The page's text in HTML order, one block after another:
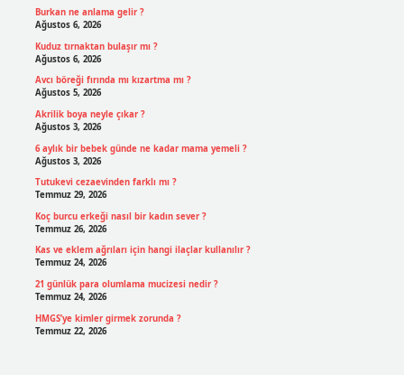
Burkan ne anlama gelir ?
Ağustos 6, 2026
Kuduz tırnaktan bulaşır mı ?
Ağustos 6, 2026
Avcı böreği fırında mı kızartma mı ?
Ağustos 5, 2026
Akrilik boya neyle çıkar ?
Ağustos 3, 2026
6 aylık bir bebek günde ne kadar mama yemeli ?
Ağustos 3, 2026
Tutukevi cezaevinden farklı mı ?
Temmuz 29, 2026
Koç burcu erkeği nasıl bir kadın sever ?
Temmuz 26, 2026
Kas ve eklem ağrıları için hangi ilaçlar kullanılır ?
Temmuz 24, 2026
21 günlük para olumlama mucizesi nedir ?
Temmuz 24, 2026
HMGS’ye kimler girmek zorunda ?
Temmuz 22, 2026